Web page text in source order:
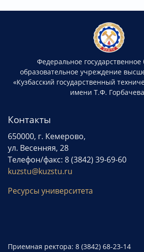
Федеральное
образовательное учреждение
«Кузбасский государственный
имени Т.Ф.
Контакты
650000, г. Кемерово,
ул. Весенняя, 28
Телефон/факс: 8 (3842) 39-69-60
kuzstu@kuzstu.ru
Ресурсы университета
Приемная ректора: 8 (3842) 68-23-14